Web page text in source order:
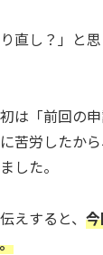
直し？」と
は「前回の
苦労したか
した。
えすると、